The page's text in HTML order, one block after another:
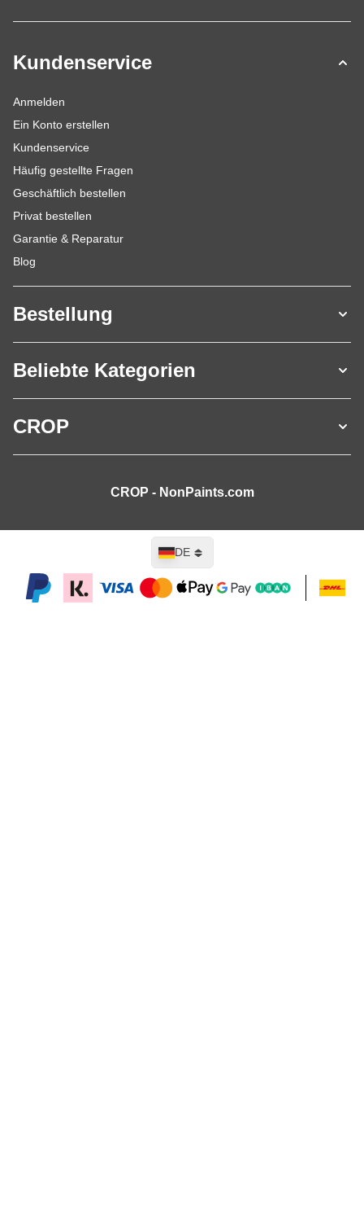
Kundenservice
Anmelden
Ein Konto erstellen
Kundenservice
Häufig gestellte Fragen
Geschäftlich bestellen
Privat bestellen
Garantie & Reparatur
Blog
Bestellung
Beliebte Kategorien
CROP
CROP - NonPaints.com
Sprache
DE